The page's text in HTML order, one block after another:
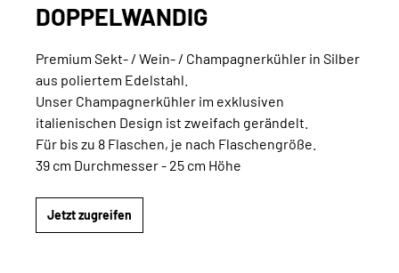
DOPPELWANDIG
Premium Sekt- / Wein- / Champagnerkühler in Silber
aus poliertem Edelstahl.
Unser Champagnerkühler im exklusiven
italienischen Design ist zweifach gerändelt.
Für bis zu 8 Flaschen, je nach Flaschengröße.
39 cm Durchmesser - 25 cm Höhe
Jetzt zugreifen